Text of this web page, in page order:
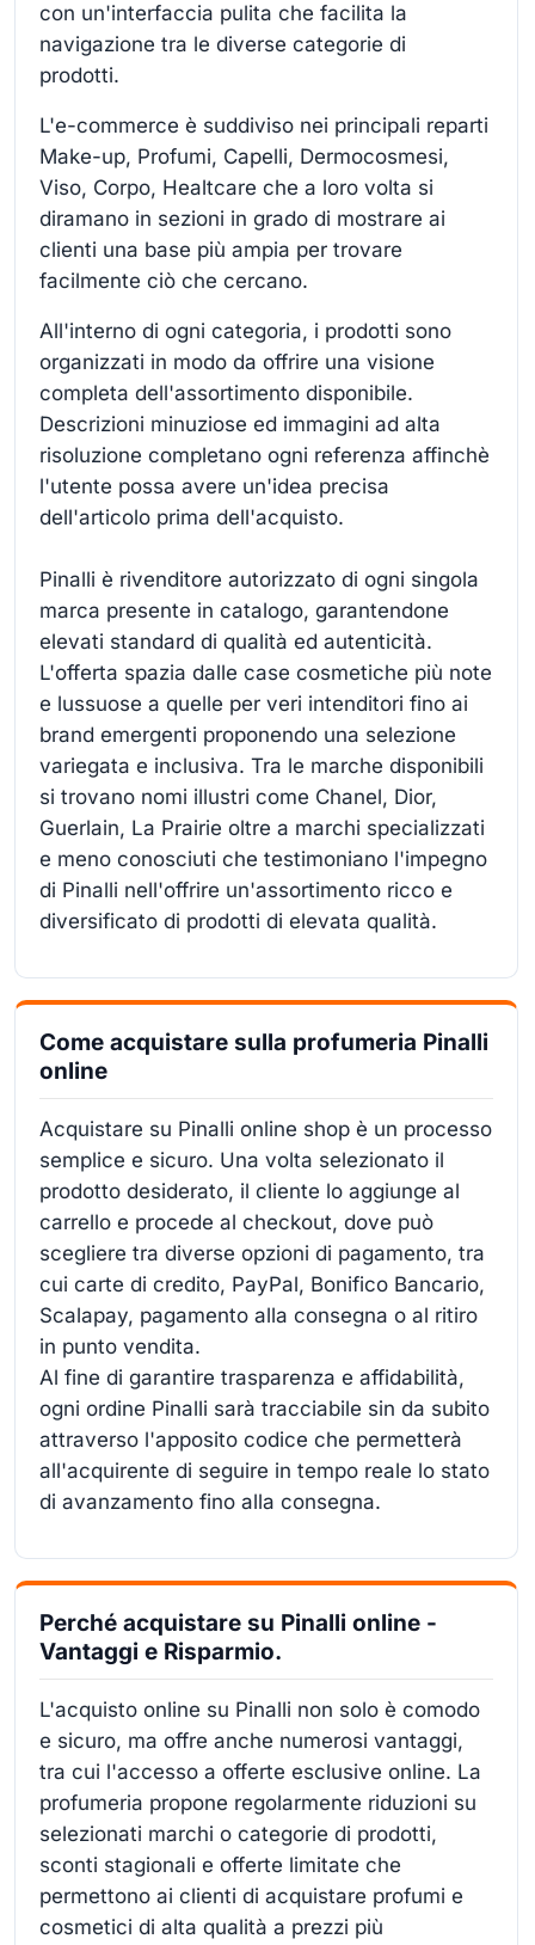
con un'interfaccia pulita che facilita la
navigazione tra le diverse categorie di
prodotti.
L'e-commerce è suddiviso nei principali reparti
Make-up, Profumi, Capelli, Dermocosmesi,
Viso, Corpo, Healtcare che a loro volta si
diramano in sezioni in grado di mostrare ai
clienti una base più ampia per trovare
facilmente ciò che cercano.
All'interno di ogni categoria, i prodotti sono
organizzati in modo da offrire una visione
completa dell'assortimento disponibile.
Descrizioni minuziose ed immagini ad alta
risoluzione completano ogni referenza affinchè
l'utente possa avere un'idea precisa
dell'articolo prima dell'acquisto.
Pinalli è rivenditore autorizzato di ogni singola
marca presente in catalogo, garantendone
elevati standard di qualità ed autenticità.
L'offerta spazia dalle case cosmetiche più note
e lussuose a quelle per veri intenditori fino ai
brand emergenti proponendo una selezione
variegata e inclusiva. Tra le marche disponibili
si trovano nomi illustri come Chanel, Dior,
Guerlain, La Prairie oltre a marchi specializzati
e meno conosciuti che testimoniano l'impegno
di Pinalli nell'offrire un'assortimento ricco e
diversificato di prodotti di elevata qualità.
Come acquistare sulla profumeria Pinalli
online
Acquistare su Pinalli online shop è un processo
semplice e sicuro. Una volta selezionato il
prodotto desiderato, il cliente lo aggiunge al
carrello e procede al checkout, dove può
scegliere tra diverse opzioni di pagamento, tra
cui carte di credito, PayPal, Bonifico Bancario,
Scalapay, pagamento alla consegna o al ritiro
in punto vendita.
Al fine di garantire trasparenza e affidabilità,
ogni ordine Pinalli sarà tracciabile sin da subito
attraverso l'apposito codice che permetterà
all'acquirente di seguire in tempo reale lo stato
di avanzamento fino alla consegna.
Perché acquistare su Pinalli online -
Vantaggi e Risparmio.
L'acquisto online su Pinalli non solo è comodo
e sicuro, ma offre anche numerosi vantaggi,
tra cui l'accesso a offerte esclusive online. La
profumeria propone regolarmente riduzioni su
selezionati marchi o categorie di prodotti,
sconti stagionali e offerte limitate che
permettono ai clienti di acquistare profumi e
cosmetici di alta qualità a prezzi più